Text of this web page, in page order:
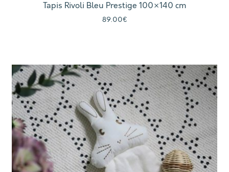
Tapis Rivoli Bleu Prestige 100×140 cm
89.00€